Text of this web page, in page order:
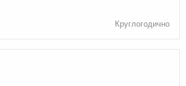
Круглогодично